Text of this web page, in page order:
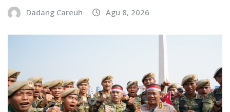
Dadang Careuh Agu 8, 2026